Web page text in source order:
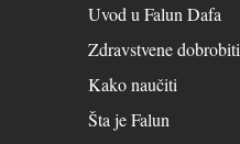
Uvod u Falun Dafa
Zdravstvene dobrobiti
Kako naučiti
Šta je Falun